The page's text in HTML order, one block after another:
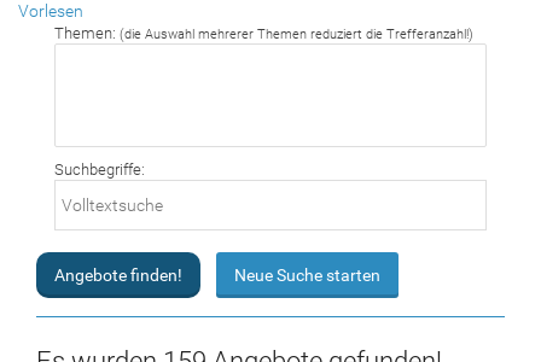
Vorlesen
Themen: (die Auswahl mehrerer Themen reduziert die Trefferanzahl!)
Suchbegriffe: